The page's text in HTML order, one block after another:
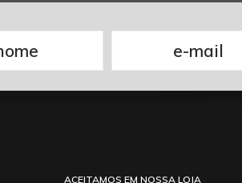
ACEITAMOS EM NOSSA LOJA